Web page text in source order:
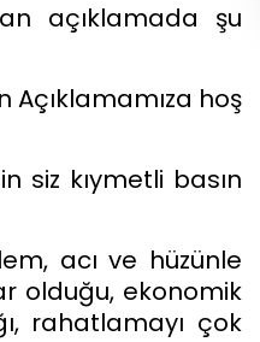
açıklamada şu
Açıklamamıza hoş
siz kıymetli basın
acı ve hüzünle
olduğu, ekonomik
rahatlamayı çok